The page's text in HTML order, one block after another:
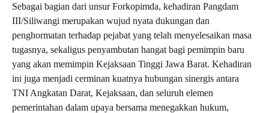
Sebagai bagian dari unsur Forkopimda, kehadiran Pangdam
III/Siliwangi merupakan wujud nyata dukungan dan
penghormatan terhadap pejabat yang telah menyelesaikan masa
tugasnya, sekaligus penyambutan hangat bagi pemimpin baru
yang akan memimpin Kejaksaan Tinggi Jawa Barat. Kehadiran
ini juga menjadi cerminan kuatnya hubungan sinergis antara
TNI Angkatan Darat, Kejaksaan, dan seluruh elemen
pemerintahan dalam upaya bersama menegakkan hukum,